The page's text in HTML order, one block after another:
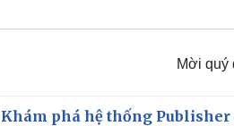
Mời quý
Khám phá hệ thống Publisher